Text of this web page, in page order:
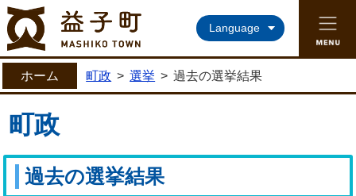
益子町ホームページ
Language
ホーム 町政 > 選挙 > 過去の選挙結果
町政
過去の選挙結果